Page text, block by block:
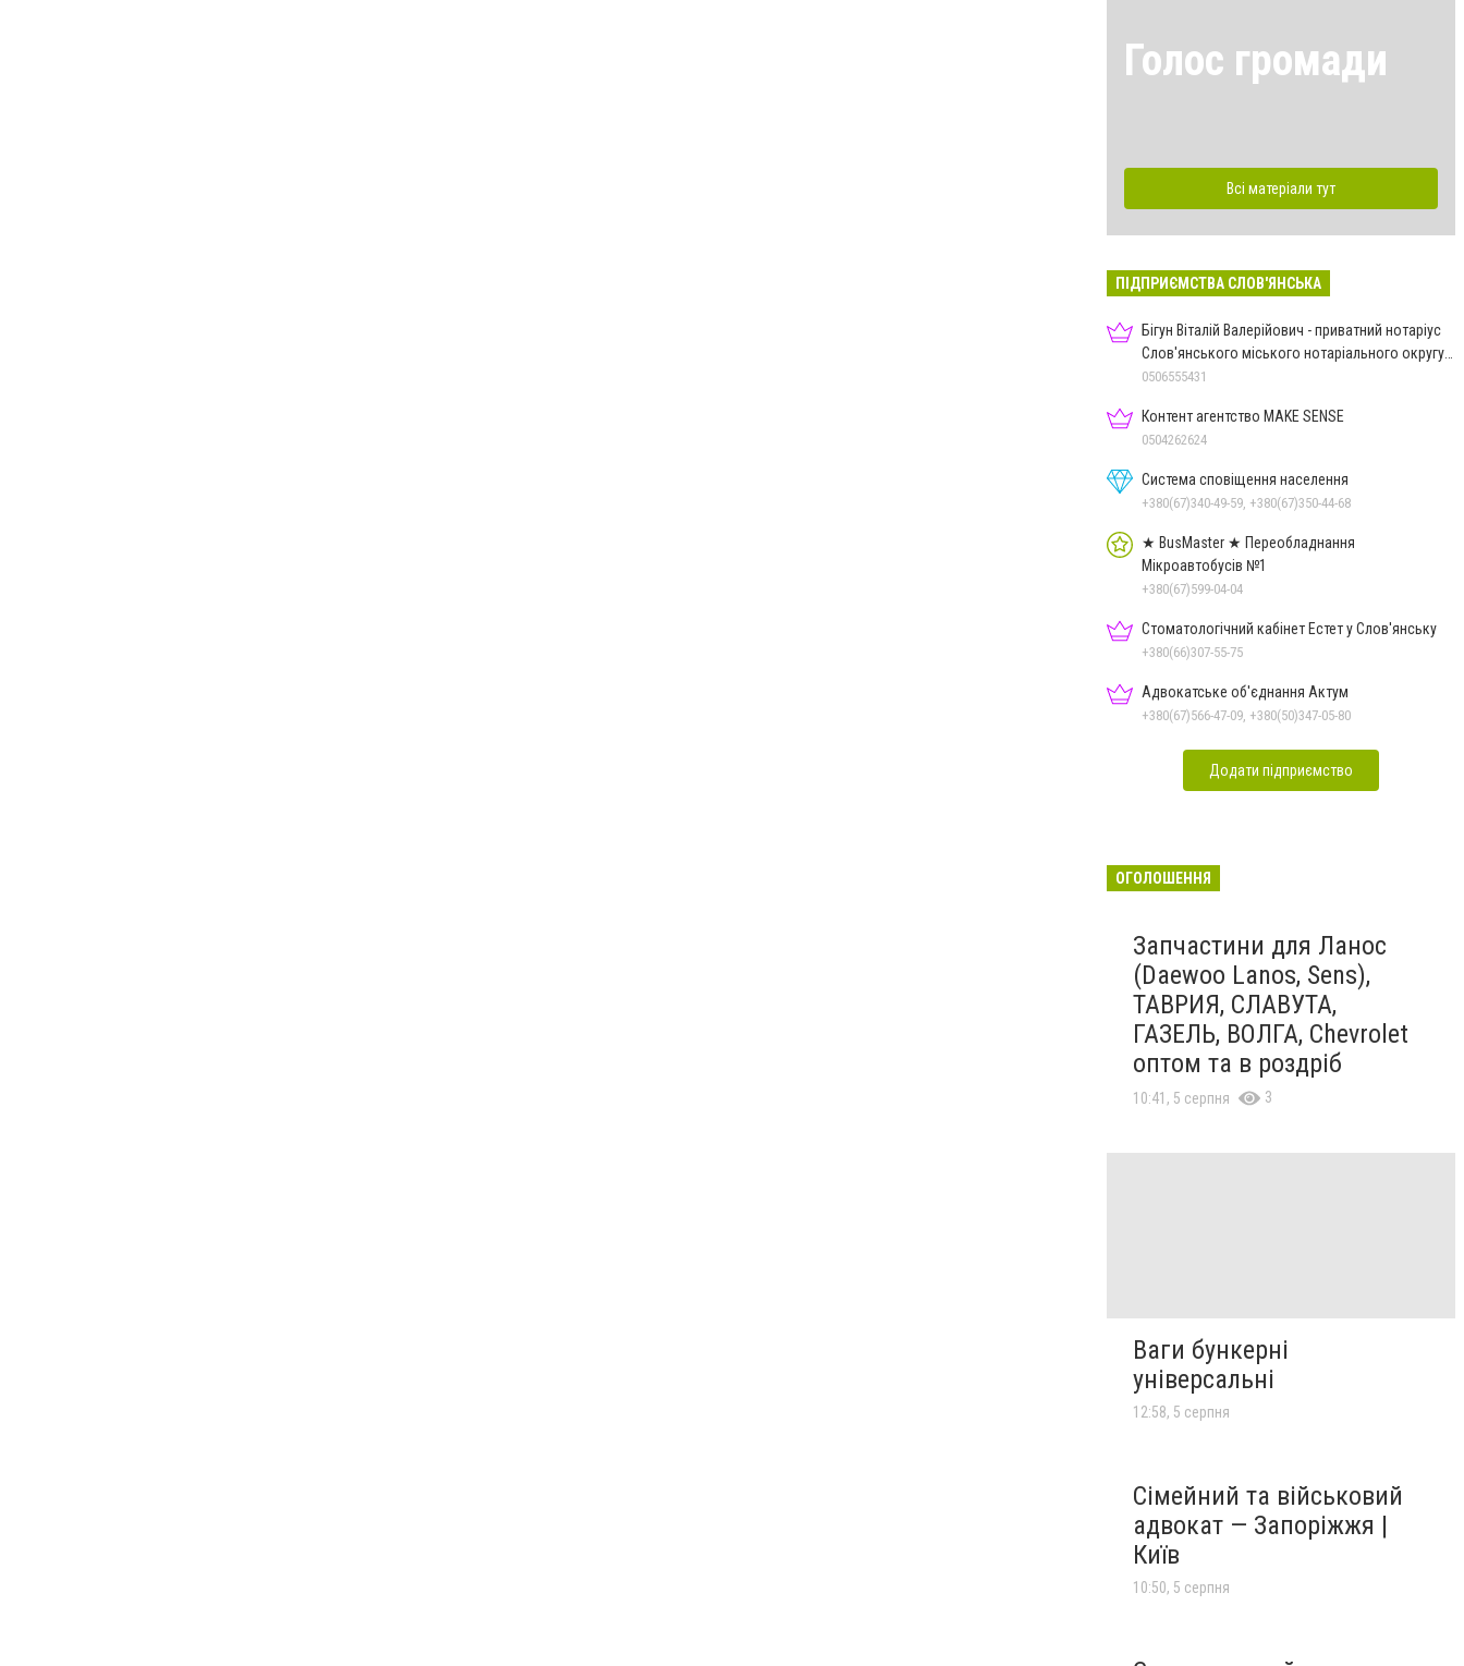
Голос громади
Всі матеріали тут
ПІДПРИЄМСТВА СЛОВ'ЯНСЬКА
Бігун Віталій Валерійович - приватний нотаріус
Слов'янського міського нотаріального округу
Дон.обл.
0506555431
Контент агентство MAKE SENSE
0504262624
Система сповіщення населення
+380(67)340-49-59, +380(67)350-44-68
★ BusMaster ★ Переобладнання
Мікроавтобусів №1
+380(67)599-04-04
Стоматологічний кабінет Естет у Слов'янську
+380(66)307-55-75
Адвокатське об'єднання Актум
+380(67)566-47-09, +380(50)347-05-80
Додати підприємство
ОГОЛОШЕННЯ
Запчастини для Ланос
(Daewoo Lanos, Sens),
ТАВРИЯ, СЛАВУТА,
ГАЗЕЛЬ, ВОЛГА, Chevrolet
оптом та в роздріб
10:41, 5 серпня 3
Ваги бункерні
універсальні
12:58, 5 серпня
Сімейний та військовий
адвокат — Запоріжжя |
Київ
10:50, 5 серпня